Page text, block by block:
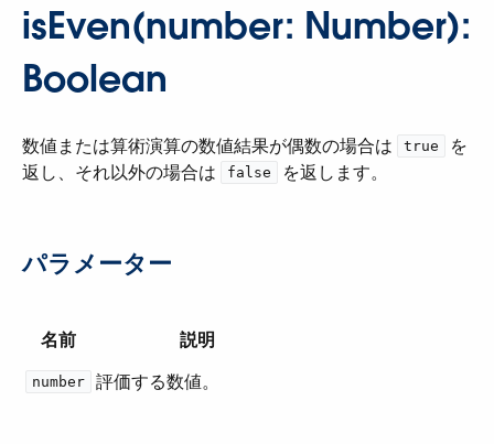
isEven(number: Number):
Boolean
数値または算術演算の数値結果が偶数の場合は ​ true
​ を
返し、それ以外の場合は ​
false ​ を返します。
パラメーター
名前 説明
number 評価する数値。